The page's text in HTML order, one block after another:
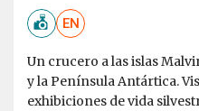
EN
Un crucero a las islas
y la Península Antártica.
exhibiciones de vida